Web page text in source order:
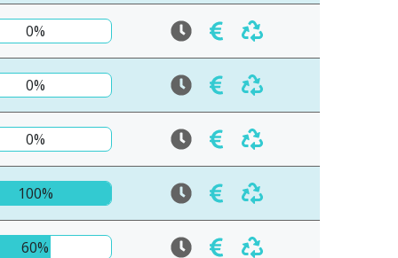
0%
0%
0%
100%
60%